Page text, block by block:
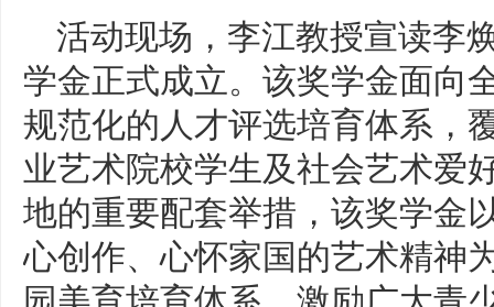
活动现场，李江教授宣读李
学金正式成立。该奖学金面向
规范化的人才评选培育体系，
业艺术院校学生及社会艺术爱
地的重要配套举措，该奖学金
心创作、心怀家国的艺术精神